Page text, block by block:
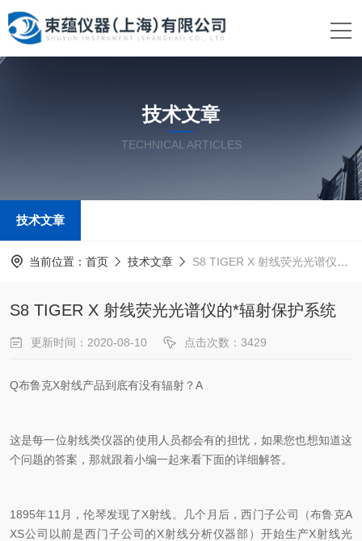
技术文章
TECHNICAL ARTICLES
技术文章
当前位置： 首页 技术文章 S8 TIGER X 射线荧光光谱仪的*辐射保护系统
S8 TIGER X 射线荧光光谱仪的*辐射保护系统
更新时间：2020-08-10 点击次数：3429
Q布鲁克X射线产品到底有没有辐射？A
这是每一位射线类仪器的使用人员都会有的担忧，如果您也想知道这
个问题的答案，那就跟着小编一起来看下面的详细解答。
1895年11月，伦琴发现了X射线。几个月后，西门子公司（布鲁克A
XS公司以前是西门子公司的X射线分析仪器部）开始生产X射线光